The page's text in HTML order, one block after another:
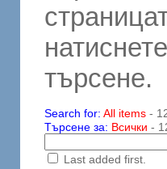
търсене.
Search for: All items-
Търсене за: Всички -
Last added first.